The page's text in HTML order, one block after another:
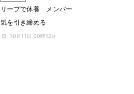
リープで休養 メンバー
気を引き締める
10月11日 00時12分